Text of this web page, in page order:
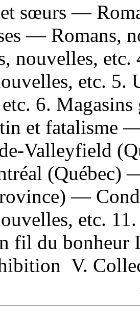
sœurs —
— Romans,
nouvelles,
etc.
6.
et fatalisme
Valleyfield
(Québec)
—
etc.
fil du bonheur
V.